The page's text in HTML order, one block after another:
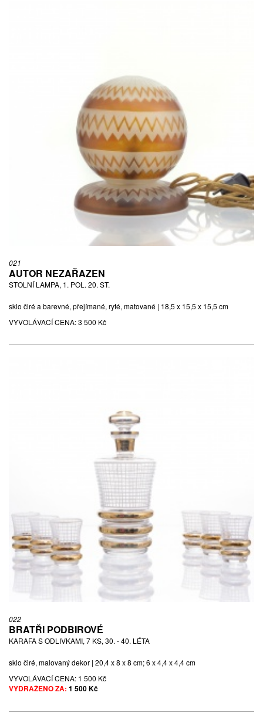
021
AUTOR NEZAŘAZEN
STOLNÍ LAMPA, 1. POL. 20. ST.
sklo čiré a barevné, přejímané, ryté, matované | 18,5 x 15,5 x 15,5 cm
VYVOLÁVACÍ CENA:3 500 Kč
022
BRATŘI PODBIROVÉ
KARAFA S ODLIVKAMI, 7 KS, 30. - 40. LÉTA
sklo čiré, malovaný dekor | 20,4 x 8 x 8 cm; 6 x 4,4 x 4,4 cm
VYVOLÁVACÍ CENA: 1 500 Kč
VYDRAŽENO ZA: 1 500 Kč